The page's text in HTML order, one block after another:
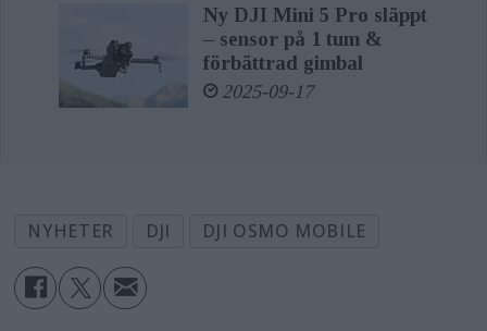
gimbal, men trots att den bara väger
300 gram ger den både avancerad
stabilisering och är snabb att
och använda överallt.
Smarta funktioner nära till hands
Ny DJI Mini 5 Pro släppt
– sensor på 1 tum &
förbättrad gimbal
2025-09-17
NYHETER DJI DJI OSMO MOBILE